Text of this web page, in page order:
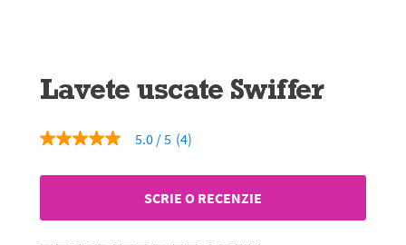
Lavete uscate Swiffer
5.0
5
medie
5.0 (4)
SCRIE O RECENZIE